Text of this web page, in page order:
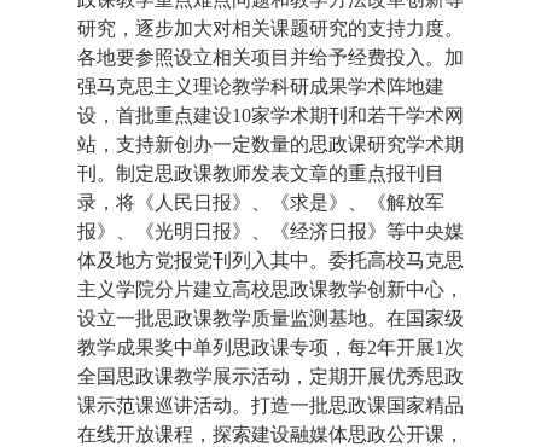
研究，逐步加大对相关课题研究的支持力度。
各地要参照设立相关项目并给予经费投入。加
强马克思主义理论教学科研成果学术阵地建
设，首批重点建设10家学术期刊和若干学术网
站，支持新创办一定数量的思政课研究学术期
刊。制定思政课教师发表文章的重点报刊目
录，将《人民日报》、《求是》、《解放军
报》、《光明日报》、《经济日报》等中央媒
体及地方党报党刊列入其中。委托高校马克思
主义学院分片建立高校思政课教学创新中心，
设立一批思政课教学质量监测基地。在国家级
教学成果奖中单列思政课专项，每2年开展1次
全国思政课教学展示活动，定期开展优秀思政
课示范课巡讲活动。打造一批思政课国家精品
在线开放课程，探索建设融媒体思政公开课，